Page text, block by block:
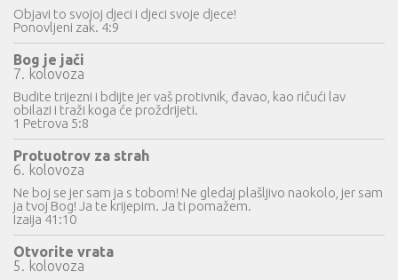
Objavi to svojoj djeci i djeci svoje djece!
Ponovljeni zak. 4:9
Bog je jači
7. kolovoza
Budite trijezni i bdijte jer vaš protivnik, đavao, kao ričući lav
obilazi i traži koga će proždrijeti.
1 Petrova 5:8
Protuotrov za strah
6. kolovoza
Ne boj se jer sam ja s tobom! Ne gledaj plašljivo naokolo, jer sam
ja tvoj Bog! Ja te krijepim. Ja ti pomažem.
Izaija 41:10
Otvorite vrata
5. kolovoza